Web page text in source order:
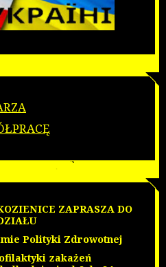
PUBLICZNE
PRACY
BIP
TESTOWE
NA PYTANIA
WYJAZDOWE
DOROSŁY
OSOBY MAŁOLETNIEJ
ZAPRASZA DO
Polityki Zdrowotnej
zakażeń